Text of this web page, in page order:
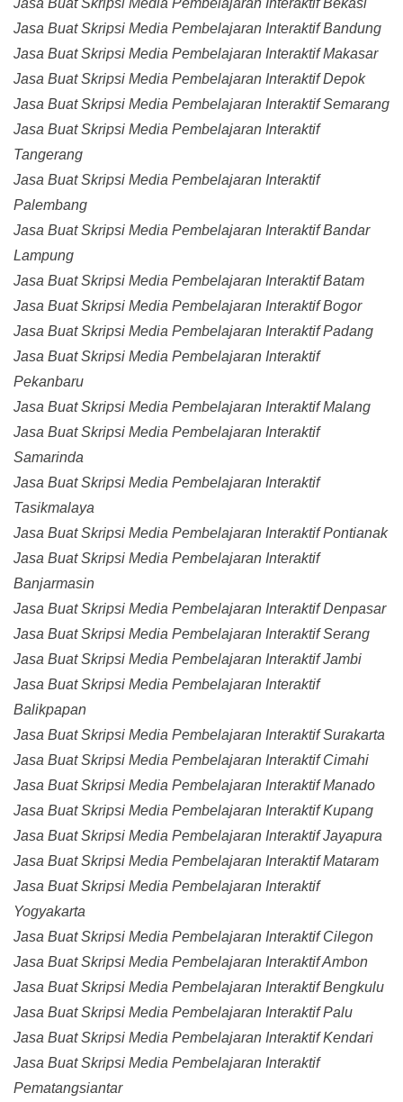
Jasa Buat Skripsi Media Pembelajaran Interaktif Bekasi
Jasa Buat Skripsi Media Pembelajaran Interaktif Bandung
Jasa Buat Skripsi Media Pembelajaran Interaktif Makasar
Jasa Buat Skripsi Media Pembelajaran Interaktif Depok
Jasa Buat Skripsi Media Pembelajaran Interaktif Semarang
Jasa Buat Skripsi Media Pembelajaran Interaktif
Tangerang
Jasa Buat Skripsi Media Pembelajaran Interaktif
Palembang
Jasa Buat Skripsi Media Pembelajaran Interaktif Bandar
Lampung
Jasa Buat Skripsi Media Pembelajaran Interaktif Batam
Jasa Buat Skripsi Media Pembelajaran Interaktif Bogor
Jasa Buat Skripsi Media Pembelajaran Interaktif Padang
Jasa Buat Skripsi Media Pembelajaran Interaktif
Pekanbaru
Jasa Buat Skripsi Media Pembelajaran Interaktif Malang
Jasa Buat Skripsi Media Pembelajaran Interaktif
Samarinda
Jasa Buat Skripsi Media Pembelajaran Interaktif
Tasikmalaya
Jasa Buat Skripsi Media Pembelajaran Interaktif Pontianak
Jasa Buat Skripsi Media Pembelajaran Interaktif
Banjarmasin
Jasa Buat Skripsi Media Pembelajaran Interaktif Denpasar
Jasa Buat Skripsi Media Pembelajaran Interaktif Serang
Jasa Buat Skripsi Media Pembelajaran Interaktif Jambi
Jasa Buat Skripsi Media Pembelajaran Interaktif
Balikpapan
Jasa Buat Skripsi Media Pembelajaran Interaktif Surakarta
Jasa Buat Skripsi Media Pembelajaran Interaktif Cimahi
Jasa Buat Skripsi Media Pembelajaran Interaktif Manado
Jasa Buat Skripsi Media Pembelajaran Interaktif Kupang
Jasa Buat Skripsi Media Pembelajaran Interaktif Jayapura
Jasa Buat Skripsi Media Pembelajaran Interaktif Mataram
Jasa Buat Skripsi Media Pembelajaran Interaktif
Yogyakarta
Jasa Buat Skripsi Media Pembelajaran Interaktif Cilegon
Jasa Buat Skripsi Media Pembelajaran Interaktif Ambon
Jasa Buat Skripsi Media Pembelajaran Interaktif Bengkulu
Jasa Buat Skripsi Media Pembelajaran Interaktif Palu
Jasa Buat Skripsi Media Pembelajaran Interaktif Kendari
Jasa Buat Skripsi Media Pembelajaran Interaktif
Pematangsiantar